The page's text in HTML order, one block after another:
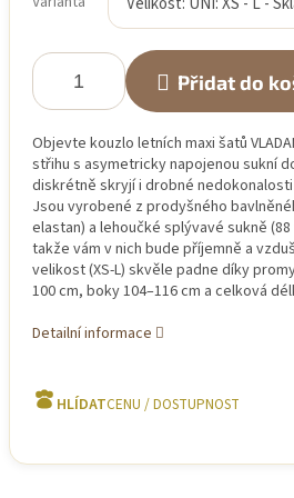
Přidat do
Objevte kouzlo letních maxi šatů
střihu s asymetricky napojenou sukní
diskrétně skryjí i drobné
Jsou vyrobené z prodyšného
elastan) a lehoučké splývavé sukně
takže vám v nich bude příjemně a
velikost (XS-L) skvěle padne díky
100 cm, boky 104–116 cm a celková
Detailní informace
HLÍDAT